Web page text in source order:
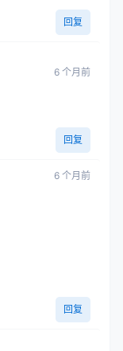
回复
6 个月前
回复
6 个月前
回复